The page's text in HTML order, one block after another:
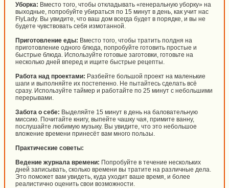
Уборка: Вместо того, чтобы откладывать «генеральную уборку» на
выходные, попробуйте убираться по 15 минут в день, как учит нас
FlyLady. Вы увидите, что ваш дом всегда будет в порядке, и вы не
будете чувствовать себя измотанной.
Приготовление еды: Вместо того, чтобы тратить полдня на
приготовление одного блюда, попробуйте готовить простые и
быстрые блюда. Используйте готовые заготовки, готовьте на
несколько дней вперед и ищите быстрые рецепты.
Работа над проектами: Разбейте большой проект на маленькие
шаги и выполняйте их постепенно. Не пытайтесь сделать всё
сразу. Используйте таймер и работайте по 25 минут с небольшими
перерывами.
Забота о себе: Выделяйте 15 минут в день на баловательную
миссию. Почитайте книгу, выпейте чашку чая, примите ванну,
послушайте любимую музыку. Вы увидите, что это небольшое
вложение времени принесёт вам много пользы.
Практические советы:
Ведение журнала времени: Попробуйте в течение нескольких
дней записывать, сколько времени вы тратите на различные дела.
Это поможет вам увидеть, куда уходит ваше время, и более
реалистично оценить свои возможности.